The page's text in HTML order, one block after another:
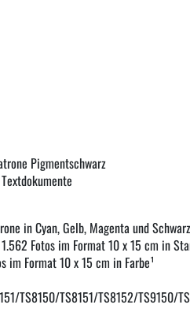
Pigmentschwarz
in Cyan, Gelb, Magenta und Schwarz
Fotos im Format 10 x 15 cm in
im Format 10 x 15 cm in Farbe¹
TS8150/TS8151/TS8152/